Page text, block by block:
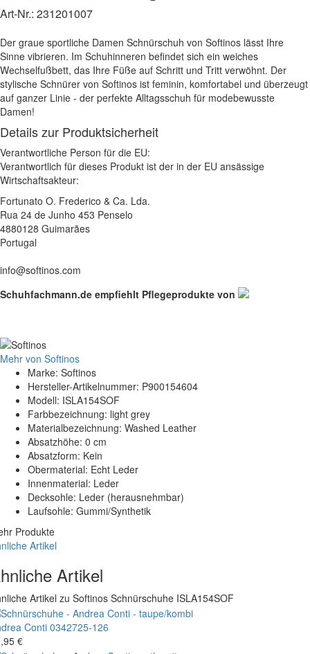
Art-Nr.: 231201007
Der graue sportliche Damen Schnürschuh von Softinos lässt Ihre
Sinne vibrieren. Im Schuhinneren befindet sich ein weiches
Wechselfußbett, das Ihre Füße auf Schritt und Tritt verwöhnt. Der
stylische Schnürer von Softinos ist feminin, komfortabel und überzeugt
auf ganzer Linie - der perfekte Alltagsschuh für modebewusste
Damen!
Details zur Produktsicherheit
Verantwortliche Person für die EU:
Verantwortlich für dieses Produkt ist der in der EU ansässige
Wirtschaftsakteur:
Fortunato O. Frederico & Ca. Lda.
Rua 24 de Junho 453 Penselo
4880128 Guimarães
Portugal
info@softinos.com
Schuhfachmann.de empfiehlt Pflegeprodukte von
Mehr von Softinos
Marke: Softinos
Hersteller-Artikelnummer: P900154604
Modell: ISLA154SOF
Farbbezeichnung: light grey
Materialbezeichnung: Washed Leather
Absatzhöhe: 0 cm
Absatzform: Kein
Obermaterial: Echt Leder
Innenmaterial: Leder
Decksohle: Leder (herausnehmbar)
Laufsohle: Gummi/Synthetik
Produkte
Artikel
Artikel
Artikel zu Softinos Schnürschuhe ISLA154SOF
Conti 0342725-126
€